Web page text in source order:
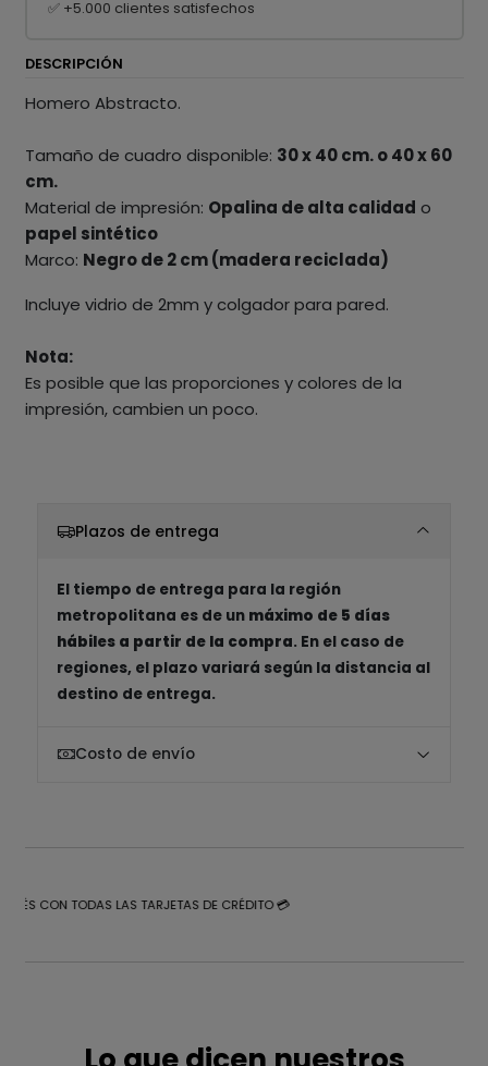
✅ +5.000 clientes satisfechos
DESCRIPCIÓN
Homero Abstracto.
Tamaño de cuadro disponible: 30 x 40 cm. o 40 x 60
cm.
Material de impresión: Opalina de alta calidad o
papel sintético
Marco: Negro de 2 cm (madera reciclada)
Incluye vidrio de 2mm y colgador para pared.
Nota:
Es posible que las proporciones y colores de la
impresión, cambien un poco.
Plazos de entrega
El tiempo de entrega para la región
metropolitana es de un máximo de 5 días
hábiles a partir de la compra. En el caso de
regiones, el plazo variará según la distancia al
destino de entrega.
Costo de envío
CON TODAS LAS TARJETAS DE CRÉDITO 💳